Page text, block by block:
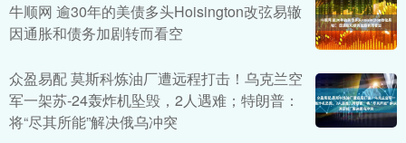
牛顺网 逾30年的美债多头Hoisington改弦易辙‌
因通胀和债务加剧转而看空
众盈易配 莫斯科炼油厂遭远程打击！乌克兰空
军一架苏-24轰炸机坠毁，2人遇难；特朗普：
将“尽其所能”解决俄乌冲突